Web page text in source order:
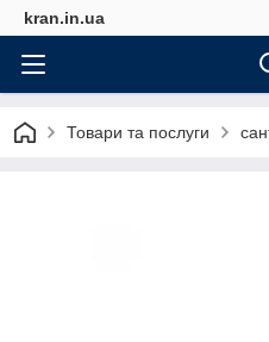
kran.in.ua
Товари та послуги